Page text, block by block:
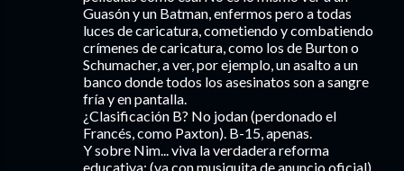
Guasón y un Batman, enfermos pero a todas
luces de caricatura, cometiendo y combatiendo
crímenes de caricatura, como los de Burton o
Schumacher, a ver, por ejemplo, un asalto a un
banco donde todos los asesinatos son a sangre
fría y en pantalla.
¿Clasificación B? No jodan (perdonado el
Francés, como Paxton). B-15, apenas.
Y sobre Nim... viva la verdadera reforma
educativa: (va con musiquita de anuncio oficial)